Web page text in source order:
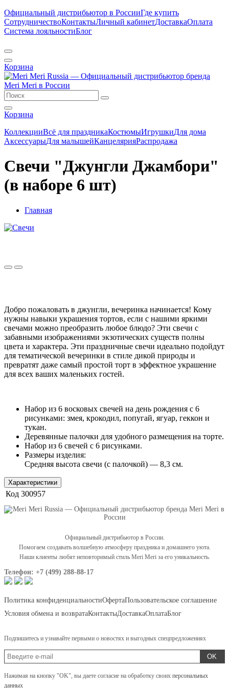
Официальный дистрибьютор в РоссииГде купить
СотрудничествоКонтактыЛичный кабинетДоставкаОплата
Система лояльностиБлог
Корзина
Корзина
КоллекцииВсё для праздникаКостюмыИгрушкиДля дома
АксессуарыДля малышейКанцелярияРаспродажа
Свечи "Джунгли Джамбори"
(в наборе 6 шт)
Главная
Добро пожаловать в джунгли, вечеринка начинается! Кому
нужны навыки украшения тортов, если с нашими яркими
свечами можно преобразить любое блюдо? Эти свечи с
забавными изображениями экзотических существ полны
цвета и характера. Эти праздничные свечи идеально подойдут
для тематической вечеринки в стиле дикой природы и
превратят даже самый простой торт в эффектное украшение
для всех ваших маленьких гостей.
Набор из 6 восковых свечей на день рождения с 6
рисунками: змея, крокодил, попугай, ягуар, геккон и
тукан.
Деревянные палочки для удобного размещения на торте.
Набор из 6 свечей с 6 рисунками.
Размеры изделия:
Средняя высота свечи (с палочкой) — 8,3 см.
Характеристики
Код 300957
Официальный дистрибьютор в России.
Помогаем создавать волшебную атмосферу праздника и домашнего уюта.
Наши клиенты любят неповторимый стиль Meri Meri за его уникальность.
Телефон: +7 (499) 288-88-17
Политика конфиденциальностиОфертаПользовательское соглашение
Условия обмена и возвратаКонтактыДоставкаОплатаБлог
Подпишитесь и узнавайте первыми о новостях и выгодных спецпредложениях
OK
Нажимая на кнопку "OK", вы даете согласие на обработку своих персональных
данных